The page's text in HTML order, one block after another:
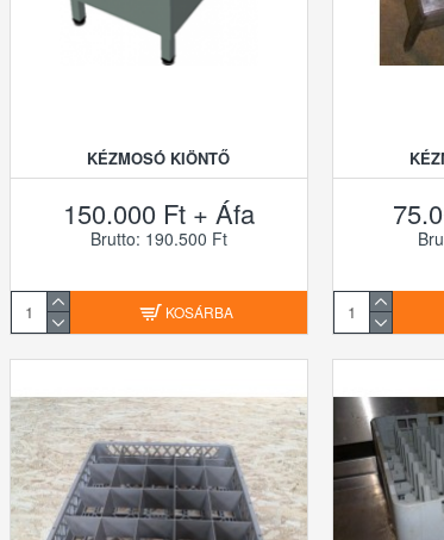
KÉZMOSÓ KIÖNTŐ
150.000 Ft + Áfa
Brutto: 190.500 Ft
KOSÁRBA